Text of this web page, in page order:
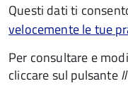
Questi dati ti
velocemente le tue
Per consultare e
cliccare sul pulsante